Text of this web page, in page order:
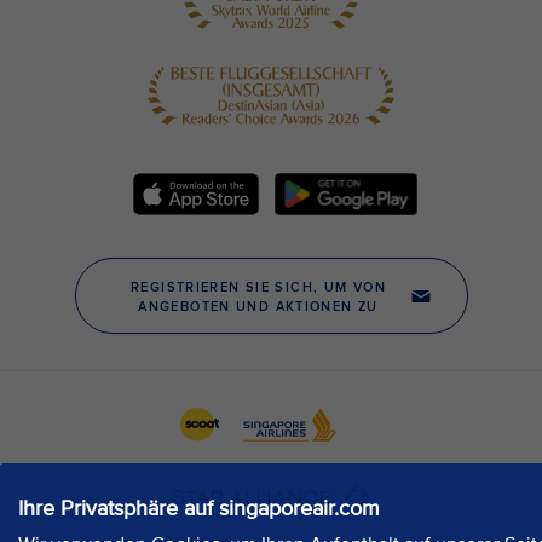
Ihre Privatsphäre auf singaporeair.com